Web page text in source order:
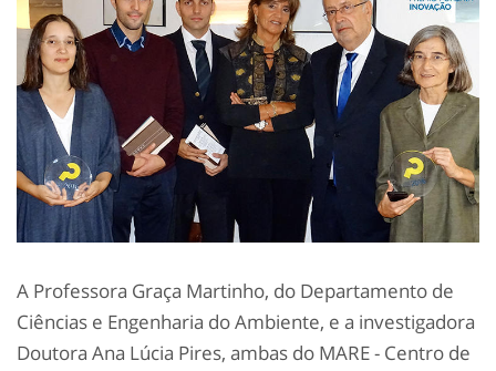
A Professora Graça Martinho, do Departamento de
Ciências e Engenharia do Ambiente, e a investigadora
Doutora Ana Lúcia Pires, ambas do MARE - Centro de